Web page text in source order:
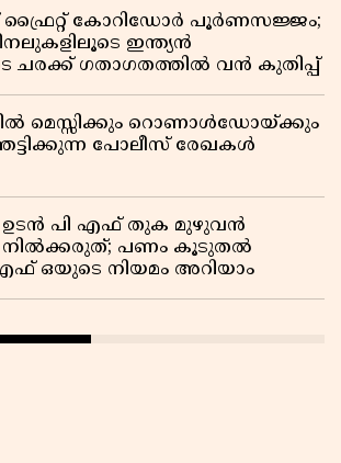
ഫ്രൈറ്റ് കോറിഡോർ പൂർണസജ്ജം;
ഇന്ത്യൻ
ചരക്ക് ഗതാഗതത്തിൽ വൻ കുതിപ്പ്
മെസ്സിക്കും റൊണാൾഡോയ്ക്കും
പോലീസ് രേഖകൾ
ഉടൻ പി എഫ് തുക മുഴുവൻ
നിൽക്കരുത്; പണം കൂടുതൽ
ഒയുടെ നിയമം അറിയാം